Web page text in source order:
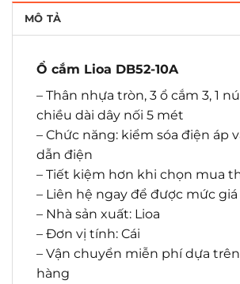
MÔ TẢ
Ổ cắm Lioa DB52-10A
– Thân nhựa tròn, 3 ổ cắm 3, 1
chiều dài dây nối 5 mét
– Chức năng: kiểm sóa điện áp
dẫn điện
– Tiết kiệm hơn khi chọn mua
– Liên hệ ngay để được mức
– Nhà sản xuất: Lioa
– Đơn vị tính: Cái
– Vận chuyển miễn phí dựa
hàng